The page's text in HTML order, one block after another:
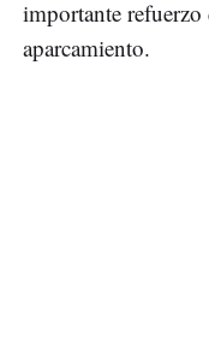
importante refuerzo
aparcamiento.